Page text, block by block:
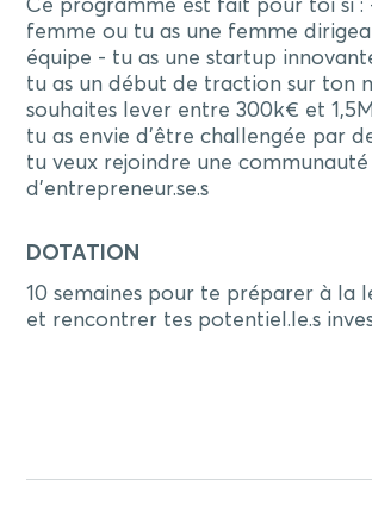
Ce programme est fait pour toi si :
femme ou tu as une femme
équipe - tu as une startup
tu as un début de traction sur ton
souhaites lever entre 300k€ et
tu as envie d’être challengée par
tu veux rejoindre une
d’entrepreneur.se.s
DOTATION
10 semaines pour te préparer à la
et rencontrer tes potentiel.le.s